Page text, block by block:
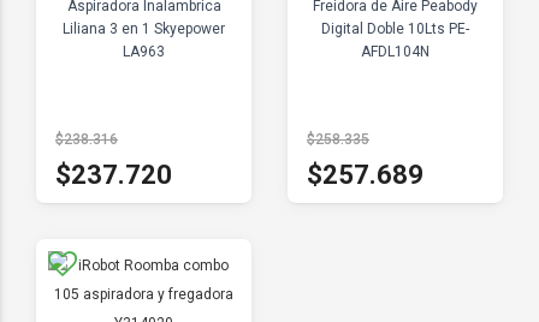
Aspiradora Inalambrica
Liliana 3 en 1 Skyepower
LA963
$238.316
$237.720
Freidora de Aire Peabody
Digital Doble 10Lts PE-
AFDL104N
$258.335
$257.689